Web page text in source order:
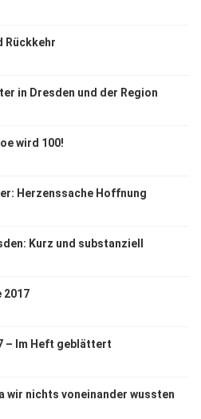
Rückkehr
in Dresden und der Region
wird 100!
Herzenssache Hoffnung
Kurz und substanziell
2017
– Im Heft geblättert
wir nichts voneinander wussten